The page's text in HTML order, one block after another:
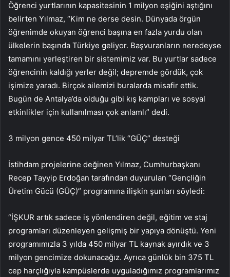
Öğrenci yurtlarının kapasitesinin 1 milyon eşiğini aştığını
belirten Yılmaz, “Kim ne derse desin. Dünyada örgün
öğrenimde okuyan öğrenci başına en fazla yurdu olan
ülkelerin başında Türkiye geliyor. Başvuranların neredeyse
tamamını yerleştiren bir sistemimiz var. Bu yurtlar sadece
öğrencinin kaldığı yerler değil; depremde gördük, çok
işimize yaradı. Birçok ailemizi buralarda misafir ettik.
Bugün de Antalya’da olduğu gibi kış kampları ve sosyal
etkinlikler için kullanılması çok anlamlı” dedi.
3 milyon gence 450 milyar TL’lik “GÜÇ” desteği
İstihdam projelerine değinen Yılmaz, Cumhurbaşkanı
Recep Tayyip Erdoğan tarafından duyurulan “Gençliğin
Üretim Gücü (GÜÇ)” programına ilişkin şunları söyledi:
“İŞKUR artık sadece iş yönlendiren değil, eğitim ve staj
programları düzenleyen gelişmiş bir yapıya dönüştü. Yeni
programımızla 3 yılda 450 milyar TL kaynak ayırdık ve 3
milyon gencimize dokunacağız. Ayrıca günlük bin 375 TL
cep harçlığıyla kampüslerde uyguladığımız programlarımız